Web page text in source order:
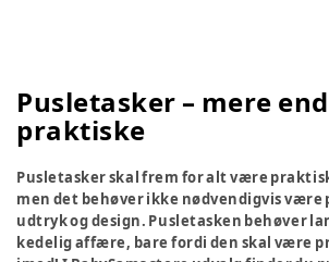
Pusletasker – mere
praktiske
Pusletasker skal frem for alt være
men det behøver ikke nødvendigvis være
udtryk og design. Pusletasken behøver
kedelig affære, bare fordi den skal være